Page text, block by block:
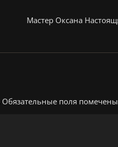
Мастер Оксана
Обязательные поля помечены